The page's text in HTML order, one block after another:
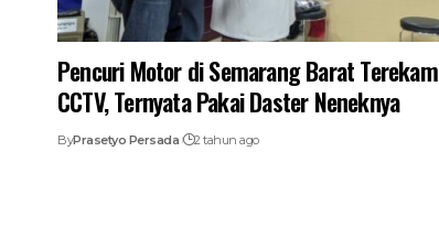
Pencuri Motor di Semarang Barat Terekam
CCTV, Ternyata Pakai Daster Neneknya
ByPrasetyo Persada 2 tahun ago